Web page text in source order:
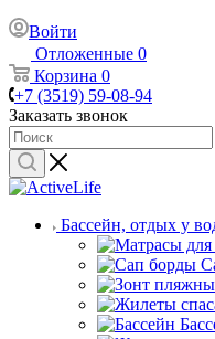
Войти
Отложенные 0
Корзина 0
+7 (3519) 59-08-94
Заказать звонок
Бассейн, отдых у